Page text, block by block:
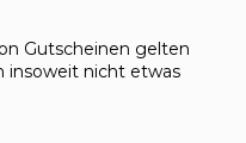
Gutscheinen gelten
insoweit nicht etwas